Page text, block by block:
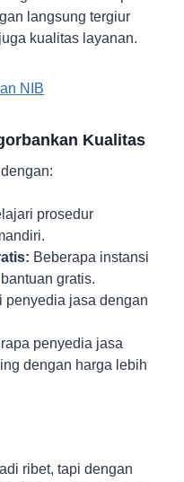
langsung tergiur
kualitas layanan.
NIB
Kualitas
prosedur
Beberapa instansi
gratis.
penyedia jasa dengan
penyedia jasa
dengan harga lebih
ribet, tapi dengan